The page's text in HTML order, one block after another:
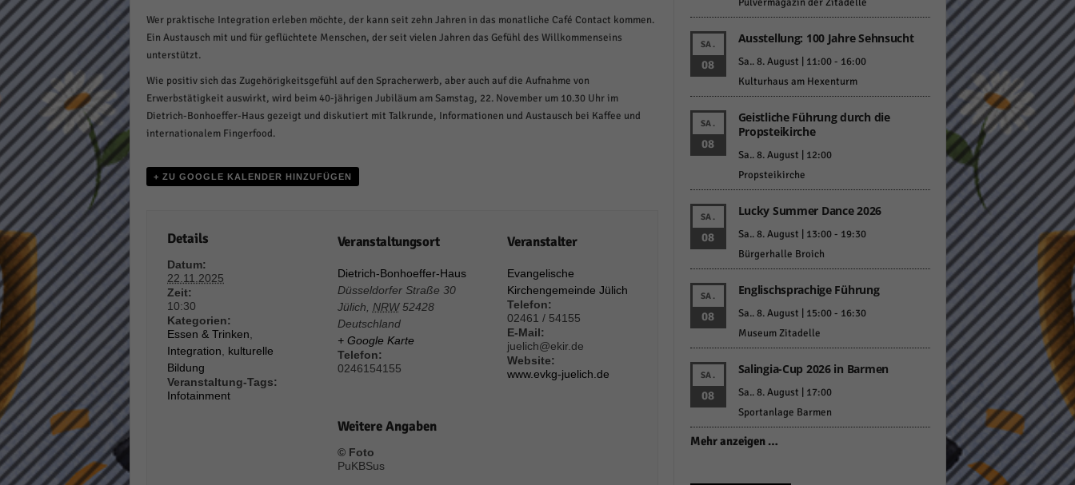
Wer praktische Integration erleben möchte, der kann seit zehn Jahren in das monatliche Café Contact kommen.
Ein Austausch mit und für geflüchtete Menschen, der seit vielen Jahren das Gefühl des Willkommenseins
unterstützt.
Wie positiv sich das Zugehörigkeitsgefühl auf den Spracherwerb, aber auch auf die Aufnahme von
Erwerbstätigkeit auswirkt, wird beim 40-jährigen Jubiläum am Samstag, 22. November um 10.30 Uhr im
Dietrich-Bonhoeffer-Haus gezeigt und diskutiert mit Talkrunde, Informationen und Austausch bei Kaffee und
internationalem Fingerfood.
+ ZU GOOGLE KALENDER HINZUFÜGEN
Details
Datum:
22.11.2025
Zeit:
10:30
Kategorien:
Essen & Trinken
Integration
kulturelle
Bildung
Veranstaltung-Tags:
Infotainment
Veranstaltungsort
Dietrich-Bonhoeffer-Haus
Düsseldorfer Straße 30
Jülich
NRW 52428
Deutschland
+ Google Karte
Telefon:
0246154155
Veranstalter
Evangelische
Kirchengemeinde Jülich
Telefon:
02461 / 54155
E-Mail:
juelich@ekir.de
Website:
www.evkg-juelich.de
Weitere Angaben
© Foto
PuKBSus
Pulvermagazin der Zitadelle
SA.
08
Ausstellung: 100 Jahre Sehnsucht
Sa.. 8. August | 11:00- 16:00
Kulturhaus am Hexenturm
SA.
08
Geistliche Führung durch die
Propsteikirche
Sa.. 8. August | 12:00
Propsteikirche
SA.
08
Lucky Summer Dance 2026
Sa.. 8. August | 13:00- 19:30
Bürgerhalle Broich
SA.
08
Englischsprachige Führung
Sa.. 8. August | 15:00- 16:30
Museum Zitadelle
SA.
08
Salingia-Cup 2026 in Barmen
Sa.. 8. August | 17:00
Sportanlage Barmen
Mehr anzeigen …
Datenschutzeinstellungen
Essenziell (1)
Essenzielle Cookies ermöglichen grundlegende Funktionen und sind für die einwandfreie
Statistiken (1) Statistiken
Statistik Cookies erfassen Informationen anonym. Diese Informationen helfen uns zu verstehen,
Marketing
Marketing-Cookies werden von Drittanbietern oder Publishern verwendet, um personalisierte
Cookie-Informationen anzeigen
Externe Medien (6) Externe Medien
Inhalte von Videoplattformen und Social-Media-Plattformen werden standardmäßig blockiert.
Wenn Cookies von externen Medien akzeptiert werden, bedarf der Zugriff auf diese Inhalte
keiner manuellen Einwilligung mehr.
Impressum